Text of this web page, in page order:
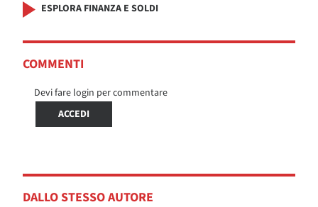
ESPLORA FINANZA E SOLDI
COMMENTI
Devi fare login per commentare
ACCEDI
DALLO STESSO AUTORE